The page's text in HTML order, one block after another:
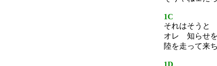
1C
それはそうと
オレ 知らせ
陸を走って来
1D